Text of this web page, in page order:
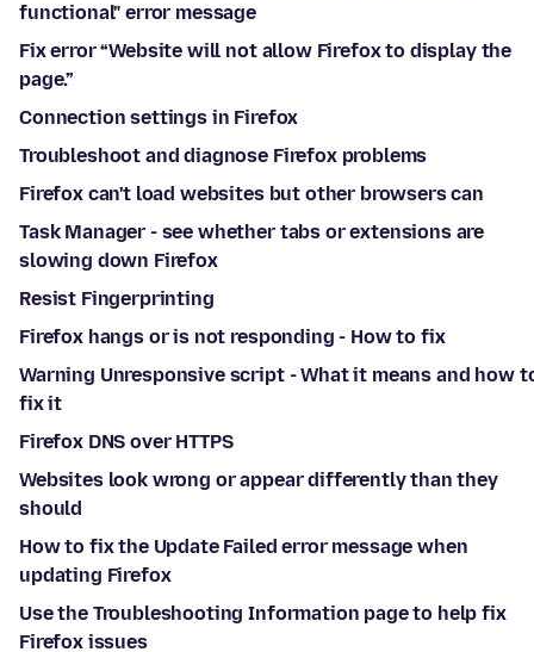
functional" error message
Fix error “Website will not allow Firefox to display the
page.”
Connection settings in Firefox
Troubleshoot and diagnose Firefox problems
Firefox can't load websites but other browsers can
Task Manager - see whether tabs or extensions are
slowing down Firefox
Resist Fingerprinting
Firefox hangs or is not responding - How to fix
Warning Unresponsive script - What it means and how
fix it
Firefox DNS over HTTPS
Websites look wrong or appear differently than they
should
How to fix the Update Failed error message when
updating Firefox
Use the Troubleshooting Information page to help fix
Firefox issues